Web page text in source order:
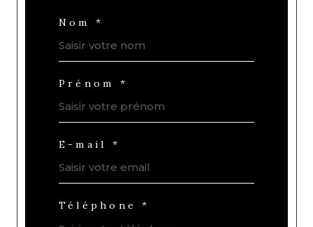
Nom *
Prénom *
E-mail *
Téléphone *